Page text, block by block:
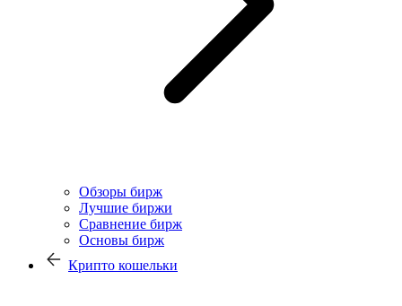
Обзоры бирж
Лучшие биржи
Сравнение бирж
Основы бирж
Крипто кошельки